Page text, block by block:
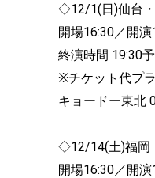
◇12/1(日)仙台
開場16:30／開演
終演時間 19:30
※チケット代プ
キョードー東北
◇12/14(土)福岡
開場16:30／開演